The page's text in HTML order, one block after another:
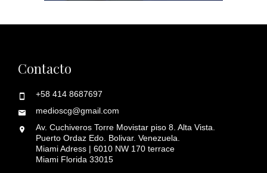
Contacto
+58 414 8687697
medioscg@gmail.com
Av. Cuchiveros Torre Movistar piso 8. Alta Vista.
Puerto Ordaz Edo. Bolivar. Venezuela.
Miami Adress | 6010 NW 170 terrace
Miami Florida 33015